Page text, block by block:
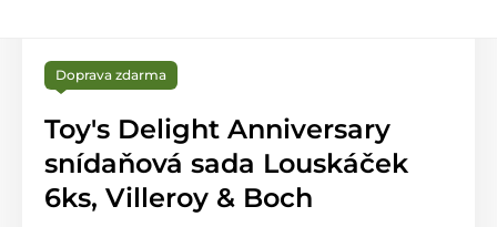
Doprava zdarma
Toy's Delight Anniversary
snídaňová sada Louskáček
6ks, Villeroy & Boch